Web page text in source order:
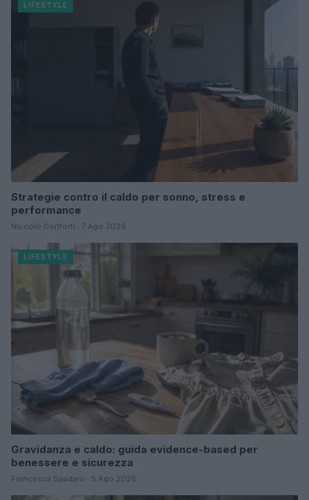
LIFESTYLE
Strategie contro il caldo per sonno, stress e
performance
Niccolò Conforti · 7 Ago 2026
LIFESTYLE
Gravidanza e caldo: guida evidence-based per
benessere e sicurezza
Francesca Spadaro · 5 Ago 2026